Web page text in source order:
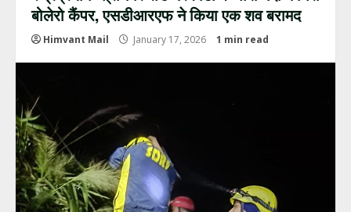
बोलेरो कैंपर, एसडीआरएफ ने किया एक शव बरामद
Himvant Mail January 17, 2026 1 min read